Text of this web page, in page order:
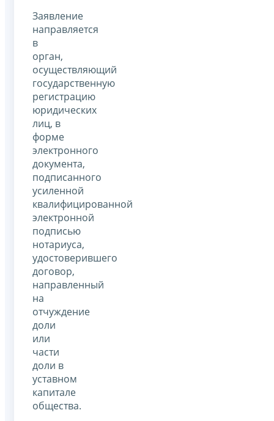
Заявление
направляется
в
орган,
осуществляющий
государственную
регистрацию
юридических
лиц, в
форме
электронного
документа,
подписанного
усиленной
квалифицированной
электронной
подписью
нотариуса,
удостоверившего
договор,
направленный
на
отчуждение
доли
или
части
доли в
уставном
капитале
общества.